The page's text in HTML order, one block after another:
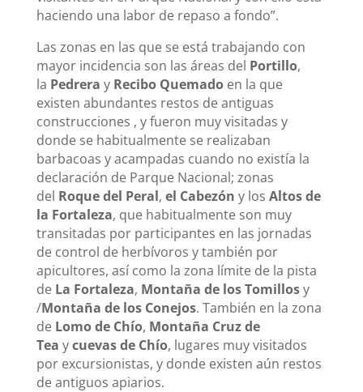
haciendo una labor de repaso a fondo”.
Las zonas en las que se está trabajando con
mayor incidencia son las áreas del Portillo,
la Pedrera y Recibo Quemadoen la que
existen abundantes restos de antiguas
construcciones , y fueron muy visitadas y
donde se habitualmente se realizaban
barbacoas y acampadas cuando no existía la
declaración de Parque Nacional; zonas
del Roque del Peral, el Cabezón y los Altos de
la Fortaleza, que habitualmente son muy
transitadas por participantes en las jornadas
de control de herbívoros y también por
apicultores, así como la zona límite de la pista
de La Fortaleza, Montaña de los Tomillosy
/Montaña de los Conejos. También en la zona
de Lomo de Chío, Montaña Cruz de
Tea ycuevas de Chío, lugares muy visitados
por excursionistas, y donde existen aún restos
de antiguos apiarios.